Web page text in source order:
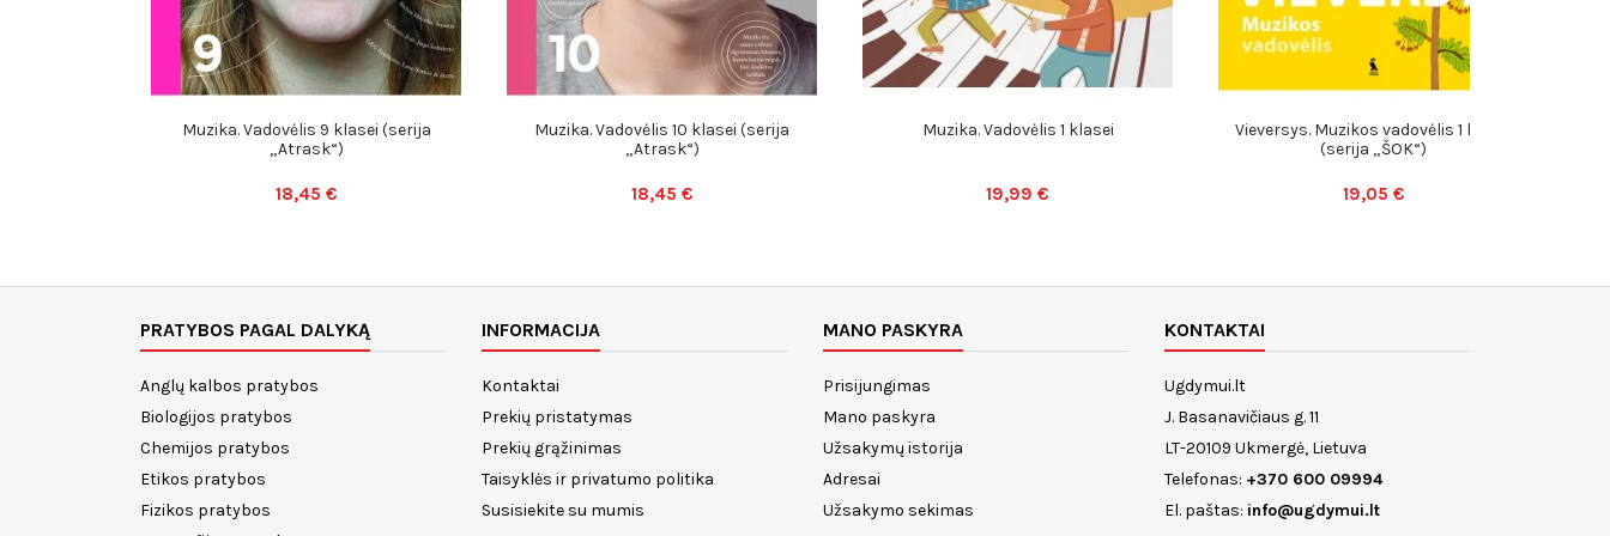
Muzika. Vadovėlis 9 klasei (serija
„Atrask“)
18,45 €
Muzika. Vadovėlis 10 klasei (serija
„Atrask“)
18,45 €
Muzika. Vadovėlis 1 klasei
19,99 €
Vieversys. Muzikos vadovėlis 1 klasei
(serija „ŠOK“)
19,05 €
PRATYBOS PAGAL DALYKĄ
Anglų kalbos pratybos
Biologijos pratybos
Chemijos pratybos
Etikos pratybos
Fizikos pratybos
INFORMACIJA
Kontaktai
Prekių pristatymas
Prekių grąžinimas
Taisyklės ir privatumo politika
Susisiekite su mumis
MANO PASKYRA
Prisijungimas
Mano paskyra
Užsakymų istorija
Adresai
Užsakymo sekimas
KONTAKTAI
Ugdymui.lt
J. Basanavičiaus g. 11
LT-20109 Ukmergė, Lietuva
Telefonas: +370 600 09994
El. paštas: info@ugdymui.lt